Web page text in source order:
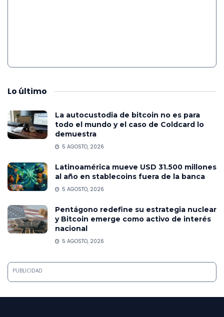
Lo último
La autocustodia de bitcoin no es para
todo el mundo y el caso de Coldcard lo
demuestra
5 AGOSTO, 2026
Latinoamérica mueve USD 31.500 millones
al año en stablecoins fuera de la banca
5 AGOSTO, 2026
Pentágono redefine su estrategia nuclear
y Bitcoin emerge como activo de interés
nacional
5 AGOSTO, 2026
PUBLICIDAD